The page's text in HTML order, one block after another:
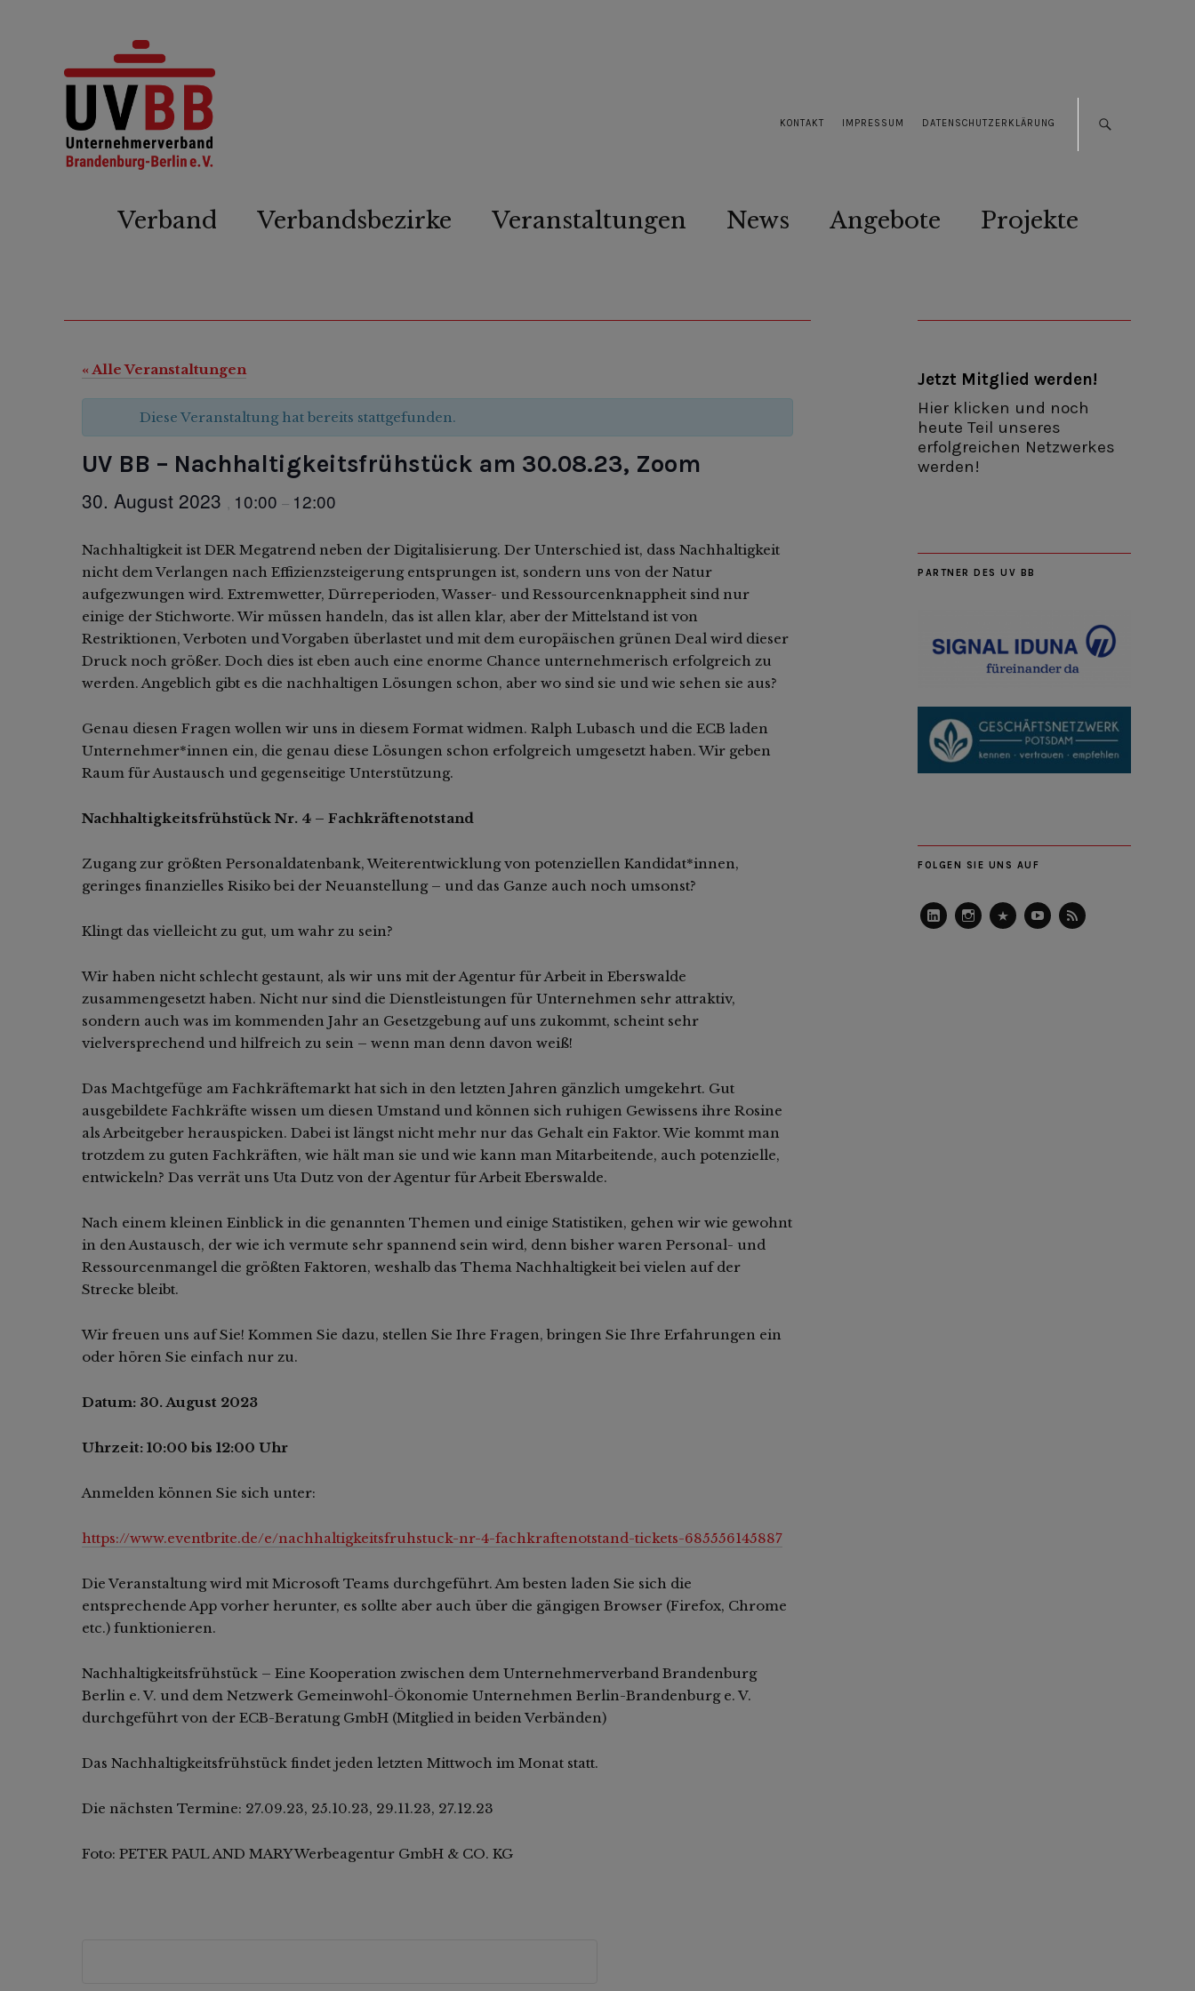
KONTAKT IMPRESSUM DATENSCHUTZERKLÄRUNG
Verband Verbandsbezirke Veranstaltungen News Angebote Projekte
« Alle Veranstaltungen
Diese Veranstaltung hat bereits stattgefunden.
UV BB – Nachhaltigkeitsfrühstück am 30.08.23, Zoom
30. August 2023 10:00 – 12:00
Nachhaltigkeit ist DER Megatrend neben der Digitalisierung. Der Unterschied ist, dass Nachhaltigkeit
nicht dem Verlangen nach Effizienzsteigerung entsprungen ist, sondern uns von der Natur
aufgezwungen wird. Extremwetter, Dürreperioden, Wasser- und Ressourcenknappheit sind nur
einige der Stichworte. Wir müssen handeln, das ist allen klar, aber der Mittelstand ist von
Restriktionen, Verboten und Vorgaben überlastet und mit dem europäischen grünen Deal wird dieser
Druck noch größer. Doch dies ist eben auch eine enorme Chance unternehmerisch erfolgreich zu
werden. Angeblich gibt es die nachhaltigen Lösungen schon, aber wo sind sie und wie sehen sie aus?
Genau diesen Fragen wollen wir uns in diesem Format widmen. Ralph Lubasch und die ECB laden
Unternehmer*innen ein, die genau diese Lösungen schon erfolgreich umgesetzt haben. Wir geben
Raum für Austausch und gegenseitige Unterstützung.
Nachhaltigkeitsfrühstück Nr. 4 – Fachkräftenotstand
Zugang zur größten Personaldatenbank, Weiterentwicklung von potenziellen Kandidat*innen,
geringes finanzielles Risiko bei der Neuanstellung – und das Ganze auch noch umsonst?
Klingt das vielleicht zu gut, um wahr zu sein?
Wir haben nicht schlecht gestaunt, als wir uns mit der Agentur für Arbeit in Eberswalde
zusammengesetzt haben. Nicht nur sind die Dienstleistungen für Unternehmen sehr attraktiv,
sondern auch was im kommenden Jahr an Gesetzgebung auf uns zukommt, scheint sehr
vielversprechend und hilfreich zu sein – wenn man denn davon weiß!
Das Machtgefüge am Fachkräftemarkt hat sich in den letzten Jahren gänzlich umgekehrt. Gut
ausgebildete Fachkräfte wissen um diesen Umstand und können sich ruhigen Gewissens ihre Rosine
als Arbeitgeber herauspicken. Dabei ist längst nicht mehr nur das Gehalt ein Faktor. Wie kommt man
trotzdem zu guten Fachkräften, wie hält man sie und wie kann man Mitarbeitende, auch potenzielle,
entwickeln? Das verrät uns Uta Dutz von der Agentur für Arbeit Eberswalde.
Nach einem kleinen Einblick in die genannten Themen und einige Statistiken, gehen wir wie gewohnt
in den Austausch, der wie ich vermute sehr spannend sein wird, denn bisher waren Personal- und
Ressourcenmangel die größten Faktoren, weshalb das Thema Nachhaltigkeit bei vielen auf der
Strecke bleibt.
Wir freuen uns auf Sie! Kommen Sie dazu, stellen Sie Ihre Fragen, bringen Sie Ihre Erfahrungen ein
oder hören Sie einfach nur zu.
Datum: 30. August 2023
Uhrzeit: 10:00 bis 12:00 Uhr
Anmelden können Sie sich unter:
https://www.eventbrite.de/e/nachhaltigkeitsfruhstuck-nr-4-fachkraftenotstand-tickets-685556145887
Die Veranstaltung wird mit Microsoft Teams durchgeführt. Am besten laden Sie sich die
entsprechende App vorher herunter, es sollte aber auch über die gängigen Browser (Firefox, Chrome
etc.) funktionieren.
Nachhaltigkeitsfrühstück – Eine Kooperation zwischen dem Unternehmerverband Brandenburg
Berlin e. V. und dem Netzwerk Gemeinwohl-Ökonomie Unternehmen Berlin-Brandenburg e. V.
durchgeführt von der ECB-Beratung GmbH (Mitglied in beiden Verbänden)
Das Nachhaltigkeitsfrühstück findet jeden letzten Mittwoch im Monat statt.
Die nächsten Termine: 27.09.23, 25.10.23, 29.11.23, 27.12.23
Foto: PETER PAUL AND MARY Werbeagentur GmbH & CO. KG
Jetzt Mitglied werden!
Hier klicken und noch
heute Teil unseres
erfolgreichen Netzwerkes
werden!
PARTNER DES UV BB
FOLGEN SIE UNS AUF